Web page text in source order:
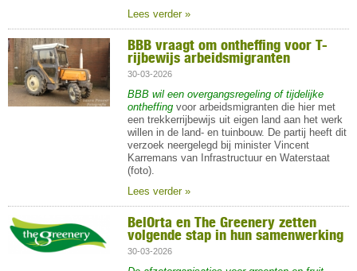
Lees verder »
BBB vraagt om ontheffing voor T-
rijbewijs arbeidsmigranten
30-03-2026
BBB wil een overgangsregeling of tijdelijke
ontheffingvoor arbeidsmigranten die hier met
een trekkerrijbewijs uit eigen land aan het werk
willen in de land- en tuinbouw. De partij heeft dit
verzoek neergelegd bij minister Vincent
Karremans van Infrastructuur en Waterstaat
(foto).
Lees verder »
BelOrta en The Greenery zetten
volgende stap in hun samenwerking
30-03-2026